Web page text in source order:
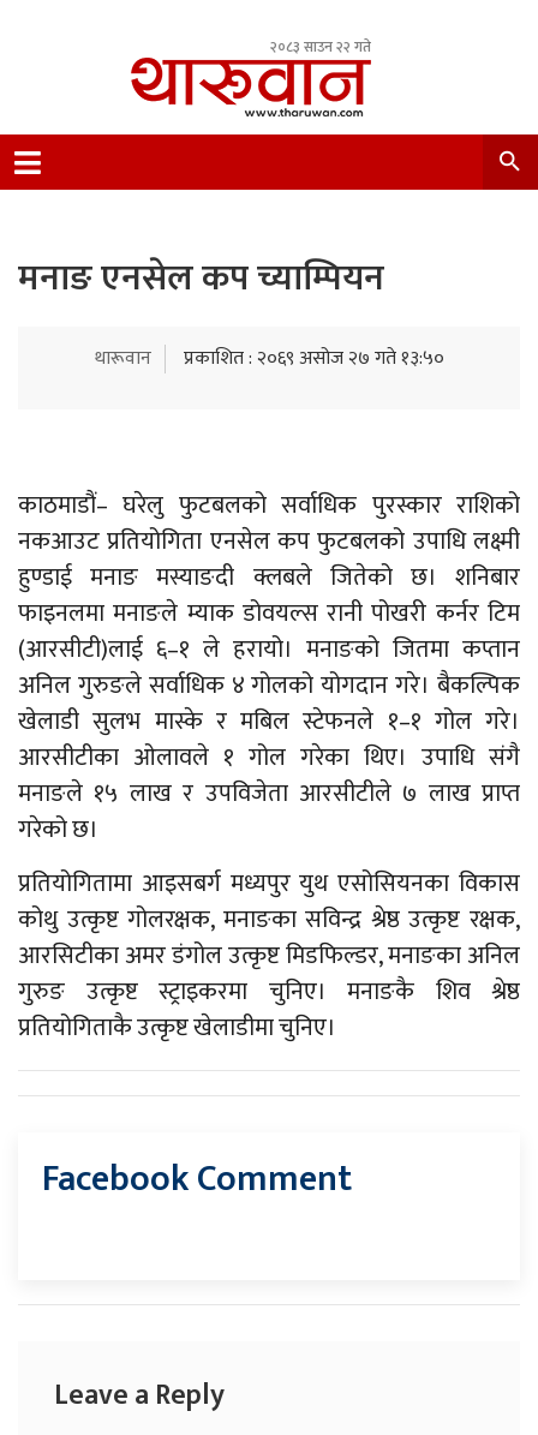
२०८३ साउन २२ गते
Nepal.
मनाङ एनसेल कप च्याम्पियन
थारूवान प्रकाशित : २०६९ असोज २७ गते १३:५०
काठमाडौं– घरेलु फुटबलको सर्वाधिक पुरस्कार राशिको
नकआउट प्रतियोगिता एनसेल कप फुटबलको उपाधि लक्ष्मी
हुण्डाई मनाङ मस्याङदी क्लबले जितेको छ। शनिबार
फाइनलमा मनाङले म्याक डोवयल्स रानी पोखरी कर्नर टिम
(आरसीटी)लाई ६–१ ले हरायो। मनाङको जितमा कप्तान
अनिल गुरुङले सर्वाधिक ४ गोलको योगदान गरे। बैकल्पिक
खेलाडी सुलभ मास्के र मबिल स्टेफनले १–१ गोल गरे।
आरसीटीका ओलावले १ गोल गरेका थिए। उपाधि संगै
मनाङले १५ लाख र उपविजेता आरसीटीले ७ लाख प्राप्त
गरेको छ।
प्रतियोगितामा आइसबर्ग मध्यपुर युथ एसोसियनका विकास
कोथु उत्कृष्ट गोलरक्षक, मनाङका सविन्द्र श्रेष्ठ उत्कृष्ट रक्षक,
आरसिटीका अमर डंगोल उत्कृष्ट मिडफिल्डर, मनाङका अनिल
गुरुङ उत्कृष्ट स्ट्राइकरमा चुनिए। मनाङकै शिव श्रेष्ठ
प्रतियोगिताकै उत्कृष्ट खेलाडीमा चुनिए।
Facebook Comment
Leave a Reply